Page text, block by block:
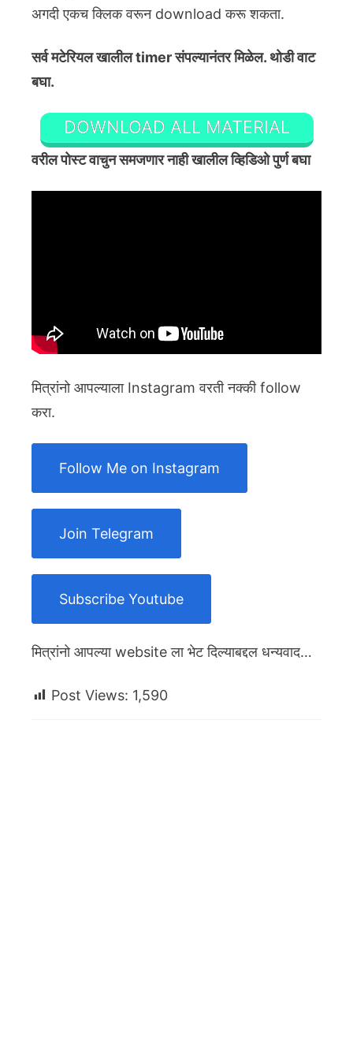
अगदी एकच क्लिक वरून download करू शकता.
सर्व मटेरियल खालील timer संपल्यानंतर मिळेल. थोडी वाट
बघा.
DOWNLOAD ALL MATERIAL
वरील पोस्ट वाचुन समजणार नाही खालील व्हिडिओ पुर्ण बघा
मित्रांनो आपल्याला Instagram वरती नक्की follow
करा.
Follow Me on Instagram
Join Telegram
Subscribe Youtube
मित्रांनो आपल्या website ला भेट दिल्याबद्दल धन्यवाद…
Post Views: 1,590